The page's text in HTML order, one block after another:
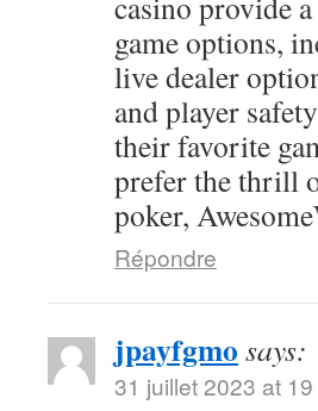
game options,
live dealer
and player
their favorite
prefer the thrill
poker,
Répondre
jpayfgmo says:
31 juillet 2023 at